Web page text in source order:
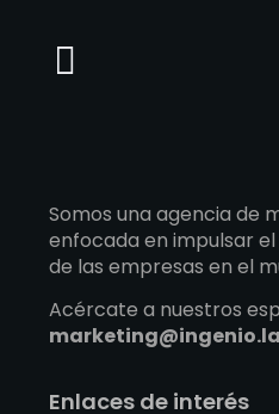
Somos una agencia de
enfocada en impulsar
de las empresas en el
Acércate a nuestros
marketing@ingenio.la
Enlaces de interés